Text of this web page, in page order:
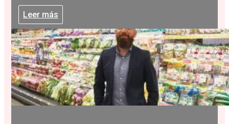
Leer más